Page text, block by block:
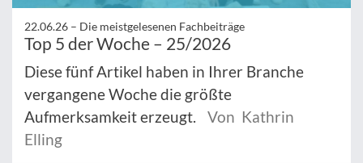
22.06.26 – Die meistgelesenen Fachbeiträge
Top 5 der Woche – 25/2026
Diese fünf Artikel haben in Ihrer Branche
vergangene Woche die größte
Aufmerksamkeit erzeugt.
Von Kathrin
Elling